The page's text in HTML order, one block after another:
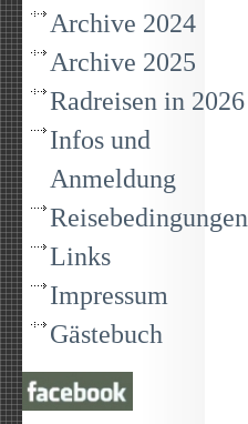
Archive 2024
Archive 2025
Radreisen in 2026
Infos und
Anmeldung
Reisebedingungen
Links
Impressum
Gästebuch